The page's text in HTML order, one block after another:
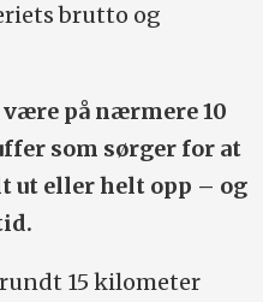
brutto og
på nærmere 10
som sørger for at
ut eller helt opp – og
15 kilometer